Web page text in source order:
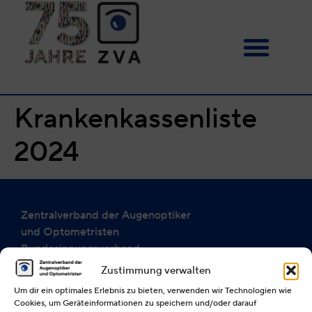
Zustimmung verwalten
Um dir ein optimales Erlebnis zu bieten, verwenden wir Technologien wie
Cookies, um Geräteinformationen zu speichern und/oder darauf
Krankenkassenliste
2024
Zentralverband der Augenoptiker
und Optometristen
Bundesinnungsverband
(§ 85 der Handwerksordnung)
Alexanderstraße 25 a
40210 Düsseldorf